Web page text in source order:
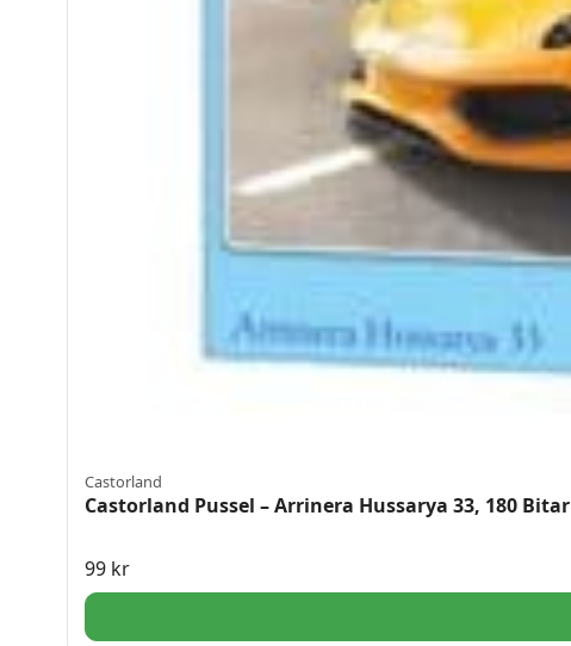
Castorland
Castorland Pussel – Arrinera Hussarya 33, 180 Bitar
99 kr